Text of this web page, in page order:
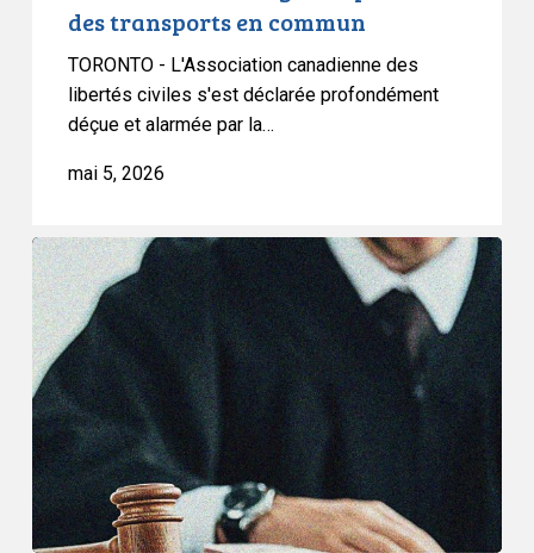
des transports en commun
TORONTO - L'Association canadienne des
libertés civiles s'est déclarée profondément
déçue et alarmée par la…
mai 5, 2026
L’ACLC
reçoit
l’autorisation
d’intervenir
dans
la
loi
sur
les
pronoms